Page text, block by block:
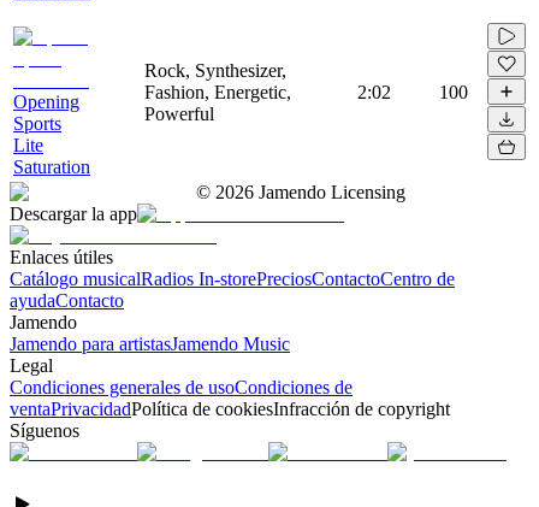
Opening
Sports
Lite
Saturation
Rock, Synthesizer,
Fashion, Energetic,
Powerful
2:02 100
© 2026 Jamendo Licensing
Descargar la app
Enlaces útiles
Catálogo musicalRadios In-storePreciosContactoCentro de
ayudaContacto
Jamendo
Jamendo para artistasJamendo Music
Legal
Condiciones generales de usoCondiciones de
ventaPrivacidadPolítica de cookiesInfracción de copyright
Síguenos